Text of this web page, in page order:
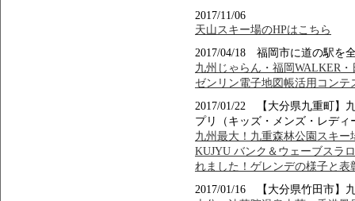
2017/11/06
天山スキー場のHPはこちら
2017/04/18 福岡市に道の駅を
九州じゃらん・福岡WALKER
ゼンリン電子地図帳活用コン
2017/01/22 【大分県九重町】
プリ（キッズ・メンズ・レデ
九州最大！九重森林公園スキー
KUJYU バンク＆ウェーブスラ
れました！ゲレンデの様子と
2017/01/16 【大分県竹田市】